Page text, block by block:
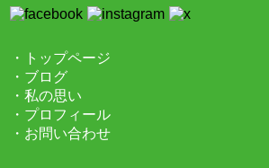
・トップページ
・ブログ
・私の思い
・プロフィール
・お問い合わせ